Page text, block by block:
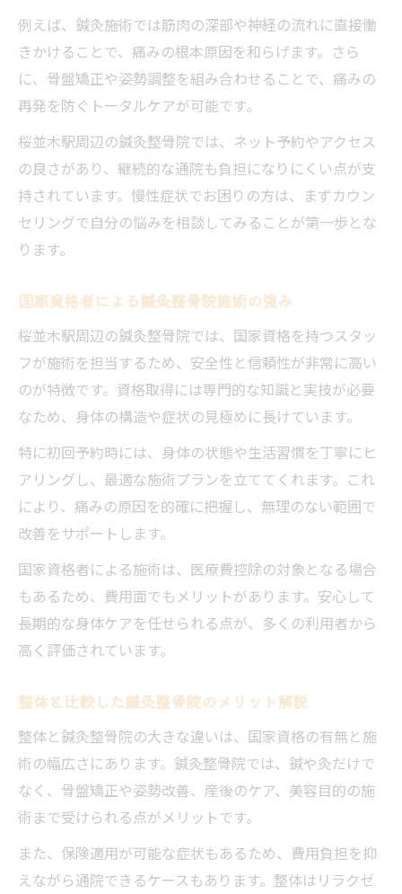
例えば、鍼灸施術では筋肉の深部や神経の流れに直接働
きかけることで、痛みの根本原因を和らげます。さら
に、骨盤矯正や姿勢調整を組み合わせることで、痛みの
再発を防ぐトータルケアが可能です。
桜並木駅周辺の鍼灸整骨院では、ネット予約やアクセス
の良さがあり、継続的な通院も負担になりにくい点が支
持されています。慢性症状でお困りの方は、まずカウン
セリングで自分の悩みを相談してみることが第一歩とな
ります。
国家資格者による鍼灸整骨院施術の強み
桜並木駅周辺の鍼灸整骨院では、国家資格を持つスタッ
フが施術を担当するため、安全性と信頼性が非常に高い
のが特徴です。資格取得には専門的な知識と実技が必要
なため、身体の構造や症状の見極めに長けています。
特に初回予約時には、身体の状態や生活習慣を丁寧にヒ
アリングし、最適な施術プランを立ててくれます。これ
により、痛みの原因を的確に把握し、無理のない範囲で
改善をサポートします。
国家資格者による施術は、医療費控除の対象となる場合
もあるため、費用面でもメリットがあります。安心して
長期的な身体ケアを任せられる点が、多くの利用者から
高く評価されています。
整体と比較した鍼灸整骨院のメリット解説
整体と鍼灸整骨院の大きな違いは、国家資格の有無と施
術の幅広さにあります。鍼灸整骨院では、鍼や灸だけで
なく、骨盤矯正や姿勢改善、産後のケア、美容目的の施
術まで受けられる点がメリットです。
また、保険適用が可能な症状もあるため、費用負担を抑
えながら通院できるケースもあります。整体はリラクゼ